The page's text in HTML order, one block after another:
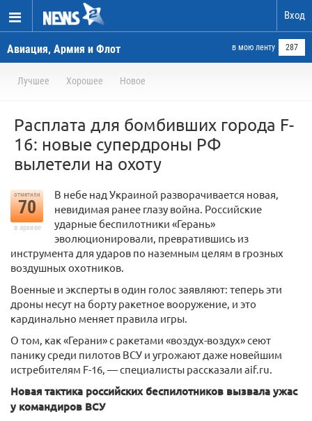
Вход
Авиация, Армия и Флот в мою ленту 287
Лучшее Хорошее Новое
Расплата для бомбивших города F-
16: новые супердроны РФ
вылетели на охоту
отметили
70
в архиве
В небе над Украиной разворачивается новая,
невидимая ранее глазу война. Российские
ударные беспилотники «Герань»
эволюционировали, превратившись из
инструмента для ударов по наземным целям в грозных
воздушных охотников.
Военные и эксперты в один голос заявляют: теперь эти
дроны несут на борту ракетное вооружение, и это
кардинально меняет правила игры.
О том, как «Герани» с ракетами «воздух-воздух» сеют
панику среди пилотов ВСУ и угрожают даже новейшим
истребителям F-16, — специалисты рассказали aif.ru.
Новая тактика российских беспилотников вызвала ужас
у командиров ВСУ